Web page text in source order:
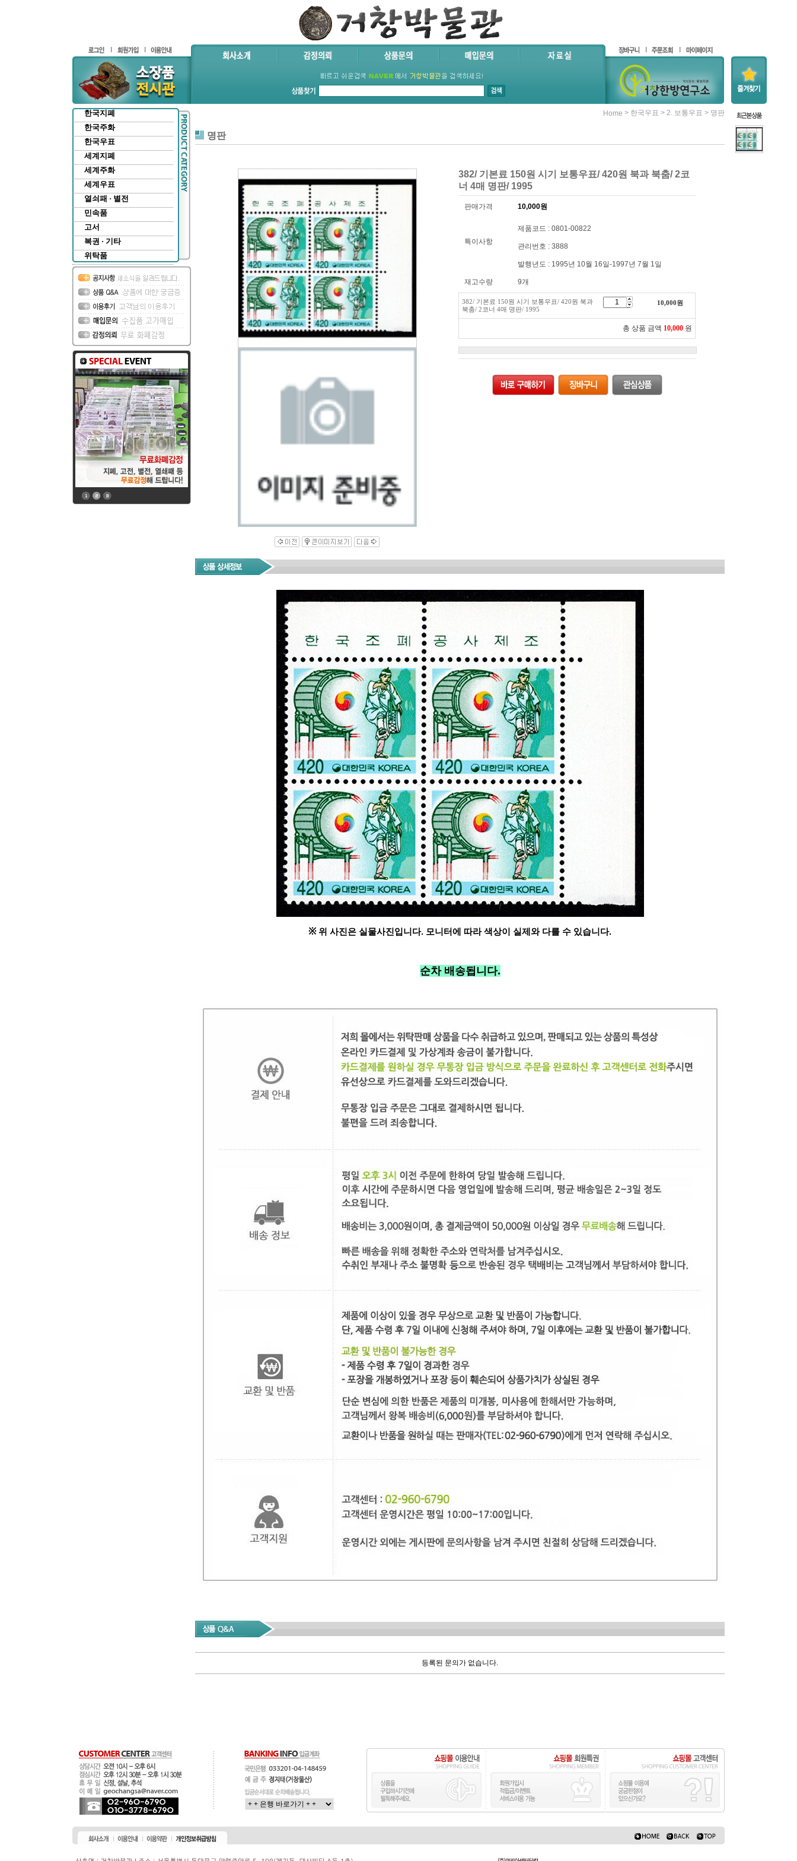
한국지폐
한국주화
한국우표
세계지폐
세계주화
세계우표
열쇠패 · 별전
민속품
고서
복권 · 기타
위탁품
Home > 한국우표 > 2. 보통우표 > 명판
명판
382/ 기본료 150원 시기 보통우표/ 420원 북과 북춤/ 2코
너 4매 명판/ 1995
판매가격 10,000원
특이사항
제품코드 : 0801-00822
관리번호 : 3888
발행년도 : 1995년 10월 16일-1997년 7월 1일
재고수량 9개
382/ 기본료 150원 시기 보통우표/ 420원 북과
북춤/ 2코너 4매 명판/ 1995
10,000원
총 상품 금액 10,000 원
※ 위 사진은 실물사진입니다. 모니터에 따라 색상이 실제와 다를 수 있습니다.
순차 배송됩니다.
등록된 문의가 없습니다.